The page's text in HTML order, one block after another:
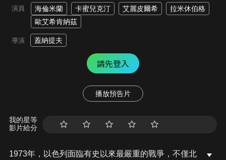
演員 海倫米蘭 卡蜜兒克汀 艾麗皮爾希
拉米休伯格
歐艾希肯納茲
導演 蓋納提夫
請先登入
播放預告片
我的星等
影片給分
1973年，以色列面臨有史以來最嚴重的戰爭，不僅北